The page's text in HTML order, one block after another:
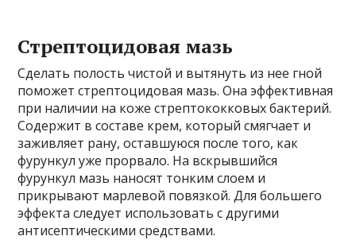
Стрептоцидовая мазь
Сделать полость чистой и вытянуть из нее гной
поможет стрептоцидовая мазь. Она эффективная
при наличии на коже стрептококковых бактерий.
Содержит в составе крем, который смягчает и
заживляет рану, оставшуюся после того, как
фурункул уже прорвало. На вскрывшийся
фурункул мазь наносят тонким слоем и
прикрывают марлевой повязкой. Для большего
эффекта следует использовать с другими
антисептическими средствами.